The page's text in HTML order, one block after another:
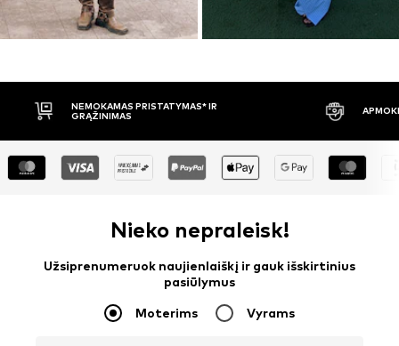
APMOKĖJIMAS PRISTAČIUS 30 DIENŲ
Nieko nepraleisk!
Užsiprenumeruok naujienlaiškį ir gauk išskirtinius
pasiūlymus
Moterims Vyrams